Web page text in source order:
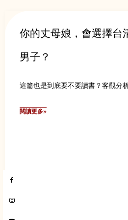
你的丈母娘，會選擇台
男子？
這篇也是到底要不要讀書？客觀分
閱讀更多»